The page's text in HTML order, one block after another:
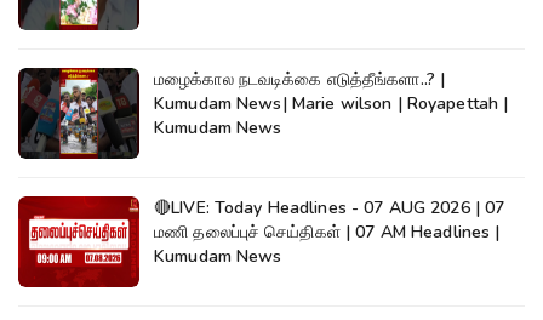
மழைக்கால நடவடிக்கை எடுத்தீங்களா..? |
Kumudam News| Marie wilson | Royapettah |
Kumudam News
🔴LIVE: Today Headlines - 07 AUG 2026 | 07
மணி தலைப்புச் செய்திகள் | 07 AM Headlines |
Kumudam News